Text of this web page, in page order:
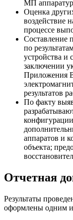
МП
Оценка
воздействие
процессе
Составление
по
устройства
заключении
Приложения
результатов
По факту
аппаратов и
объекта;
Отчетная
Результаты
оформлены одним